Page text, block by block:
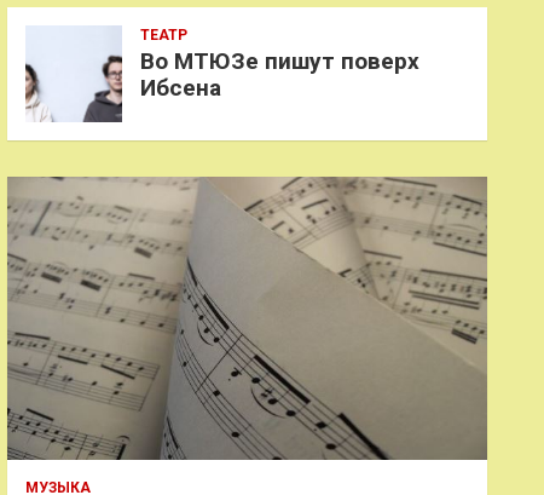
ТЕАТР
Во МТЮЗе пишут поверх
Ибсена
МУЗЫКА